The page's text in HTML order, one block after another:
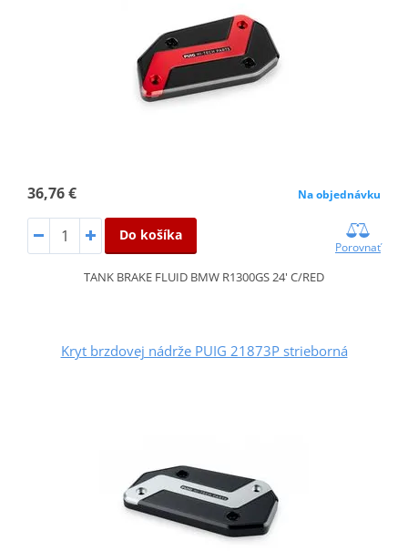
36,76 € Na objednávku
Do košíka
Porovnať
TANK BRAKE FLUID BMW R1300GS 24' C/RED
Kryt brzdovej nádrže PUIG 21873P strieborná